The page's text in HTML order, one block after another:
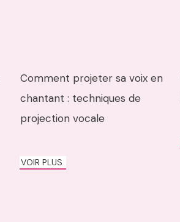
Comment projeter sa voix en
chantant : techniques de
projection vocale
VOIR PLUS